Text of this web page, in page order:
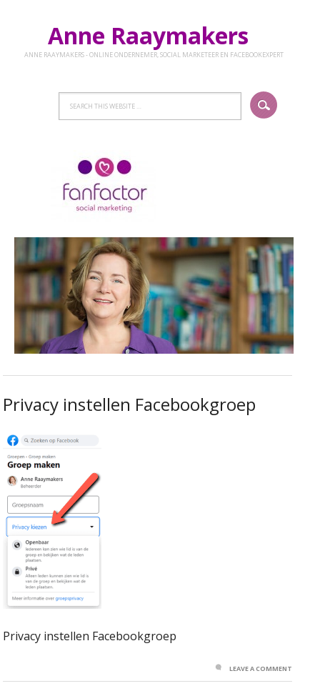
Anne Raaymakers
ANNE RAAYMAKERS - ONLINE ONDERNEMER, SOCIAL MARKETEER EN FACEBOOKEXPERT
Privacy instellen Facebookgroep
Privacy instellen Facebookgroep
LEAVE A COMMENT